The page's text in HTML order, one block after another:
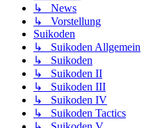
↳ News
↳ Vorstellung
Suikoden
↳ Suikoden Allgemein
↳ Suikoden
↳ Suikoden II
↳ Suikoden III
↳ Suikoden IV
↳ Suikoden Tactics